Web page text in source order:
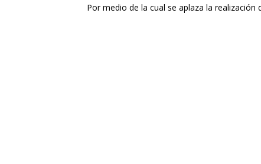
Por medio de la cual se aplaza la